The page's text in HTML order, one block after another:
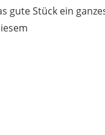
gute Stück ein